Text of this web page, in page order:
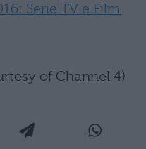
Serie TV e Film
of Channel 4)